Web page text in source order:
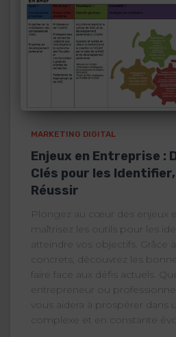
MARKETING DIGITAL
Enjeux en Entreprise :
Clés pour les
Réussir
Plongez au cœur des enjeux
maîtrisez les outils pour les
atteindre vos objectifs. Grâce
concrets, découvrez les
faire face aux défis actuels.
entrepreneur ou
vous aidera à prospérer dans
complexe et en constante